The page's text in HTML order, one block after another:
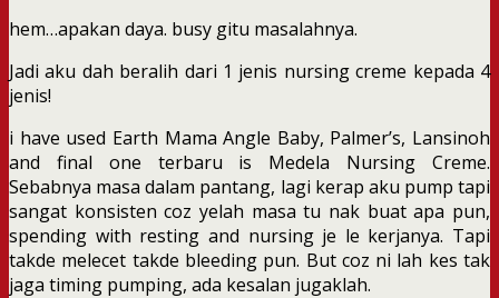
hem…apakan daya. busy gitu masalahnya.
Jadi aku dah beralih dari 1 jenis nursing creme kepada 4
jenis!
i have used Earth Mama Angle Baby, Palmer’s, Lansinoh
and final one terbaru is Medela Nursing Creme.
Sebabnya masa dalam pantang, lagi kerap aku pump tapi
sangat konsisten coz yelah masa tu nak buat apa pun,
spending with resting and nursing je le kerjanya. Tapi
takde melecet takde bleeding pun. But coz ni lah kes tak
jaga timing pumping, ada kesalan jugaklah.